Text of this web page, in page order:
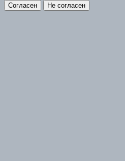
Согласен Не согласен